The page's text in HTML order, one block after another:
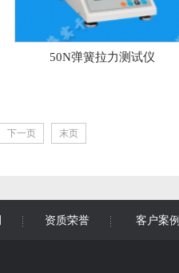
50N弹簧拉力测试仪
下一页 末页
资质荣誉 客户案例